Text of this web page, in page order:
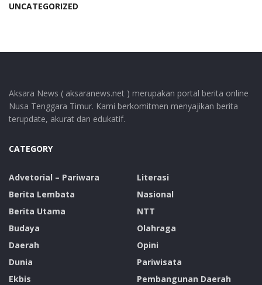
UNCATEGORIZED
Aksara News ( aksaranews.net ) merupakan portal berita online
Nusa Tenggara Timur. Kami berkomitmen menyajikan berita
terupdate, akurat dan edukatif.
CATEGORY
Advetorial – Pariwara
Berita Lembata
Berita Utama
Budaya
Daerah
Dunia
Ekbis
Literasi
Nasional
NTT
Olahraga
Opini
Pariwisata
Pembangunan Daerah